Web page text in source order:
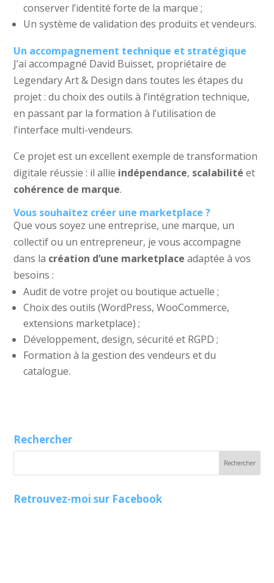
conserver l’identité forte de la marque ;
Un système de validation des produits et vendeurs.
Un accompagnement technique et stratégique
J’ai accompagné David Buisset, propriétaire de
Legendary Art & Design dans toutes les étapes du
projet : du choix des outils à l’intégration technique,
en passant par la formation à l’utilisation de
l’interface multi-vendeurs.
Ce projet est un excellent exemple de transformation
digitale réussie : il allie indépendance, scalabilité et
cohérence de marque.
Vous souhaitez créer une marketplace ?
Que vous soyez une entreprise, une marque, un
collectif ou un entrepreneur, je vous accompagne
dans la création d’une marketplace adaptée à vos
besoins :
Audit de votre projet ou boutique actuelle ;
Choix des outils (WordPress, WooCommerce,
extensions marketplace) ;
Développement, design, sécurité et RGPD ;
Formation à la gestion des vendeurs et du
catalogue.
Rechercher
Retrouvez-moi sur Facebook